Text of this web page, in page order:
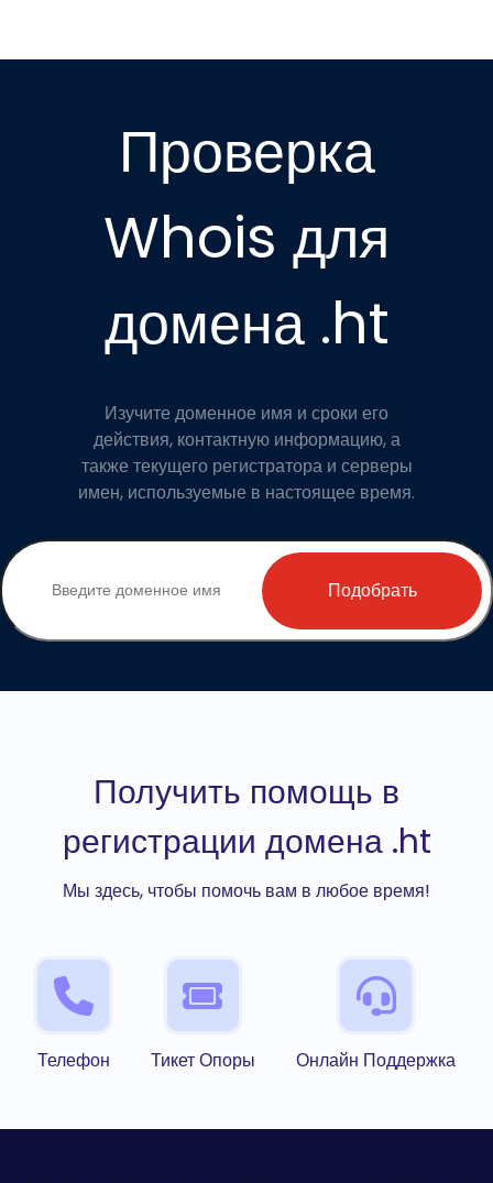
Проверка
Whois для
домена .ht
Изучите доменное имя и сроки его
действия, контактную информацию, а
также текущего регистратора и серверы
имен, используемые в настоящее время.
Подобрать
Получить помощь в
регистрации домена .ht
Мы здесь, чтобы помочь вам в любое время!
Телефон Тикет Опоры Онлайн Поддержка